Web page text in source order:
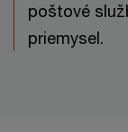
poštové
priemysel.